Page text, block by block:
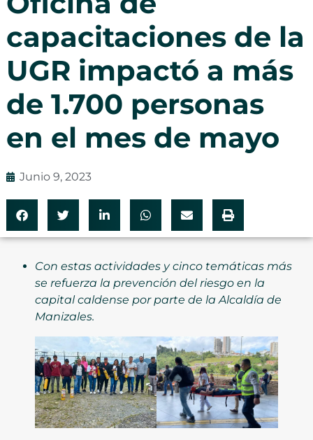
capacitaciones de la
UGR impactó a más
de 1.700 personas
en el mes de mayo
Junio 9, 2023
Con estas actividades y cinco temáticas más
se refuerza la prevención del riesgo en la
capital caldense por parte de la Alcaldía de
Manizales.